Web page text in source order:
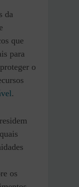
da
que
para
o
.
os